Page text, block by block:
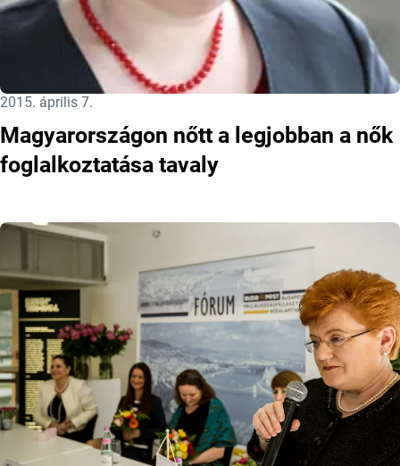
Közzétéve:
2015. április 7.
Magyarországon nőtt a legjobban a nők
foglalkoztatása tavaly